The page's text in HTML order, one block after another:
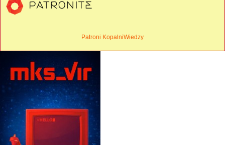
Patroni KopalniWiedzy